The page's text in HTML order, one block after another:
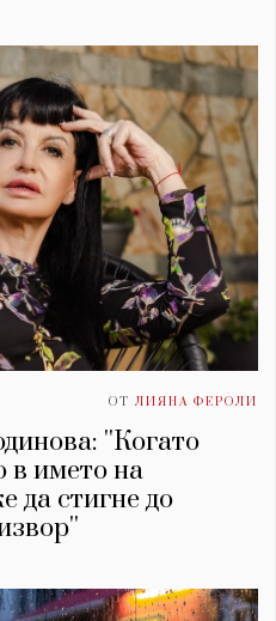
ОТ ЛИЯНА ФЕРОЛИ
''Когато
в името на
да стигне до